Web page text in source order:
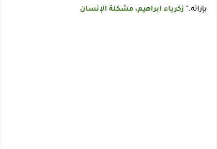
بإزائه." زكرياء ابراهيم، مشكلة الإنسان